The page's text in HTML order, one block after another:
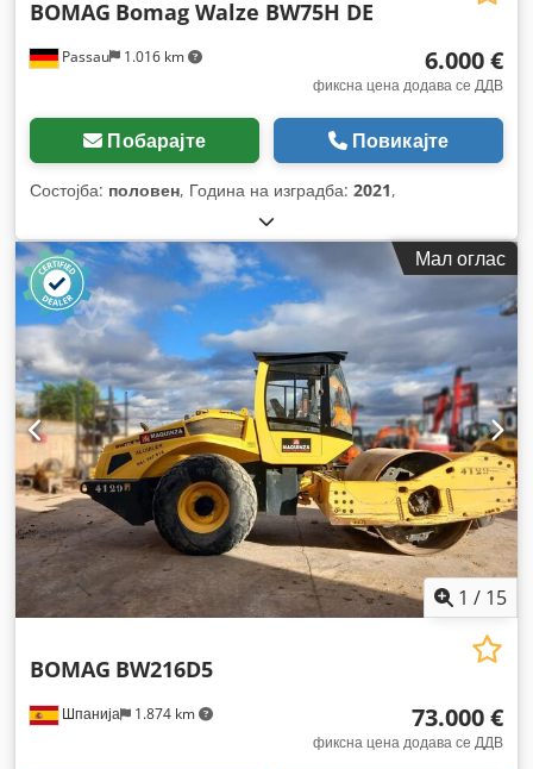
Passau 1.016 km
BOMAG Bomag Walze BW75H DE
6.000 €
фиксна цена додава се ДДВ
Побарајте Повикајте
Состојба: половен, Година на изградба: 2021,
Мал оглас
1 / 15
Шпанија 1.874 km
BOMAG BW216D5
73.000 €
фиксна цена додава се ДДВ